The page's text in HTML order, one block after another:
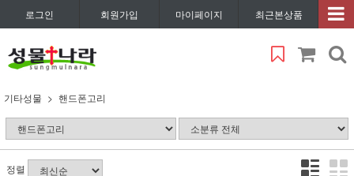
로그인 회원가입 마이페이지 최근본상품
기타성물 핸드폰고리
정렬